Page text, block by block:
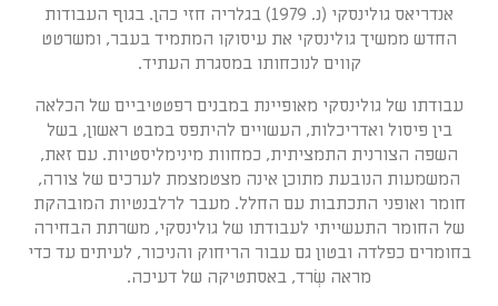
אנדריאס גולינסקי (נ. 1979) בגלריה חזי כהן. בגוף העבודות
החדש ממשיך גולינסקי את עיסוקו המתמיד בעבר, ומשרטט
קווים לנוכחותו במסגרת העתיד.
עבודתו של גולינסקי מאופיינת במבנים רפטטיביים של הכלאה
בין פיסול ואדריכלות, העשויים להיתפס במבט ראשון, בשל
השפה הצורנית התמציתית, כמחוות מינימליסטיות. עם זאת,
המשמעות הנובעת מתוכן אינה מצטמצמת לערכים של צורה,
חומר ואופני התכתבות עם החלל. מעבר לרלבנטיות המובהקת
של החומר התעשייתי לעבודתו של גולינסקי, משרתת הבחירה
בחומרים כפלדה ובטון גם עבור הריחוק והניכור, לעיתים עד כדי
מראה שְׂרד, באסתטיקה של דעיכה.